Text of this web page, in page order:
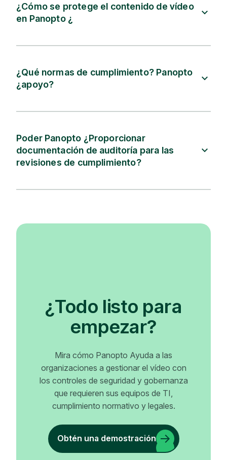
¿Cómo se protege el contenido de vídeo
en Panopto ¿
¿Qué normas de cumplimiento? Panopto
¿apoyo?
Poder Panopto ¿Proporcionar
documentación de auditoría para las
revisiones de cumplimiento?
¿Todo listo para
empezar?
Mira cómo Panopto Ayuda a las
organizaciones a gestionar el vídeo con
los controles de seguridad y gobernanza
que requieren sus equipos de TI,
cumplimiento normativo y legales.
Obtén una demostración